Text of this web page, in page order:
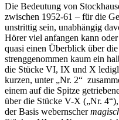
Die Bedeutung von
zwischen 1952-61 – für die
unstrittig sein, unabhängig
Hörer viel anfangen kann
quasi einen Überblick über
strenggenommen kaum ein
die Stücke VI, IX und X
kurzen, unter „Nr. 2“
einem auf die Spitze
über die Stücke V-X („Nr.
der Basis webernscher